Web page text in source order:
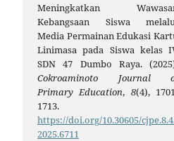
Meningkatkan
Kebangsaan Siswa
Media Permainan Edukasi
Linimasa pada Siswa kelas
SDN 47 Dumbo Raya.
Cokroaminoto Journal
Primary Education, 8(4),
1713.
https://doi.org/10.30605/
2025.6711